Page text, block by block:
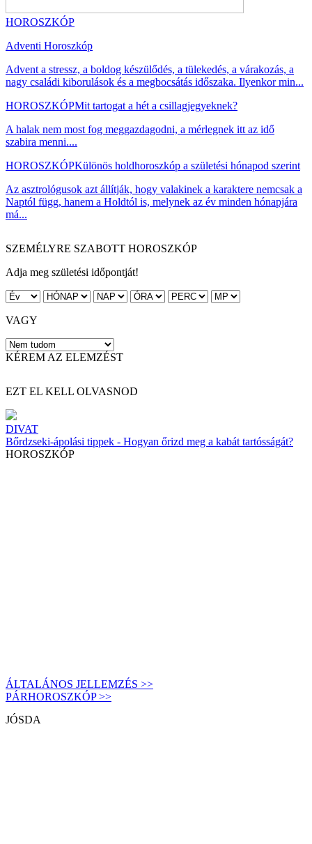
HOROSZKÓP
Adventi Horoszkóp
Advent a stressz, a boldog készülődés, a tülekedés, a várakozás, a
nagy családi kiborulások és a megbocsátás időszaka. Ilyenkor min...
HOROSZKÓPMit tartogat a hét a csillagjegyeknek?
A halak nem most fog meggazdagodni, a mérlegnek itt az idő
szabira menni....
HOROSZKÓPKülönös holdhoroszkóp a születési hónapod szerint
Az asztrológusok azt állítják, hogy valakinek a karaktere nemcsak a
Naptól függ, hanem a Holdtól is, melynek az év minden hónapjára
má...
SZEMÉLYRE SZABOTT HOROSZKÓP
Adja meg születési időpontját!
VAGY
KÉREM AZ ELEMZÉST
EZT EL KELL OLVASNOD
DIVAT
Bőrdzseki-ápolási tippek - Hogyan őrizd meg a kabát tartósságát?
HOROSZKÓP
ÁLTALÁNOS JELLEMZÉS >>
PÁRHOROSZKÓP >>
JÓSDA